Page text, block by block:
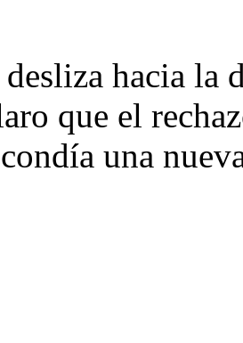
desliza hacia
que el
una